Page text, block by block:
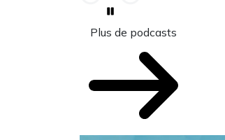
Plus de podcasts